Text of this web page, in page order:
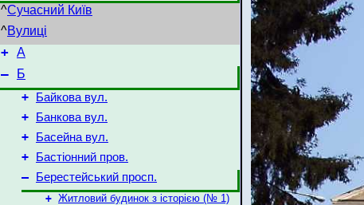
^Сучасний Київ
^Вулиці
+ А
–
Б
+
Байкова вул.
+ Банкова вул.
+ Басейна вул.
+ Бастіонний пров.
– Берестейський просп.
+ Житловий будинок з історією (№ 1)